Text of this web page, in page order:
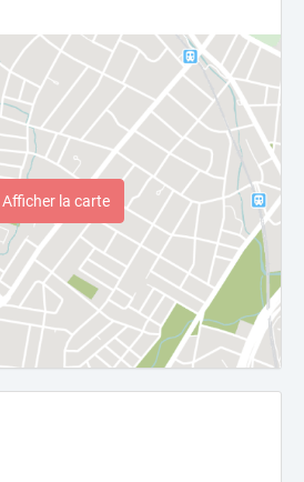
Afficher la carte